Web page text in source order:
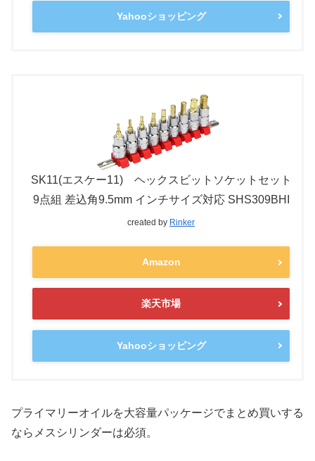
Yahooショッピング
SK11(エスケー11) ヘックスビットソケットセット
9点組 差込角9.5mm インチサイズ対応 SHS309BHI
created by Rinker
Amazon
楽天市場
Yahooショッピング
プライマリーオイルを大容量パッケージでまとめ買いする
ならメスシリンダーは必須。